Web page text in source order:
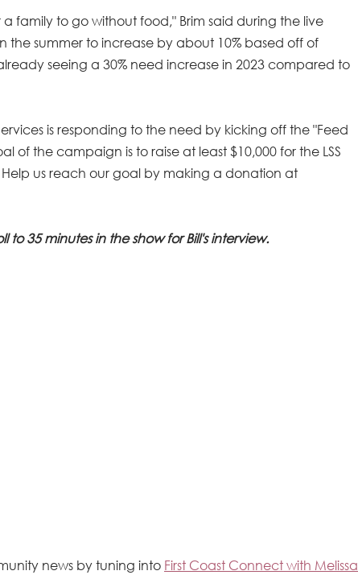
family to go without food," Brim said during the live
the summer to increase by about 10% based off of
seeing a 30% need increase in 2023 compared to
is responding to the need by kicking off the "Feed
of the campaign is to raise at least $10,000 for the LSS
us reach our goal by making a donation at
to 35 minutes in the show for Bill's interview.
news by tuning into First Coast Connect with Melissa